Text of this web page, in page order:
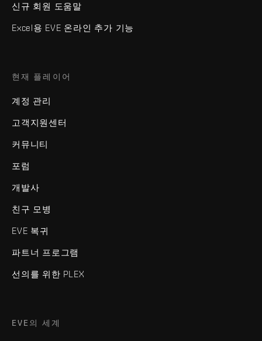
신규 회원 도움말
Excel용 EVE 온라인 추가 기능
현재 플레이어
계정 관리
고객지원센터
커뮤니티
포럼
개발사
친구 모병
EVE 복귀
파트너 프로그램
선의를 위한 PLEX
EVE의 세계